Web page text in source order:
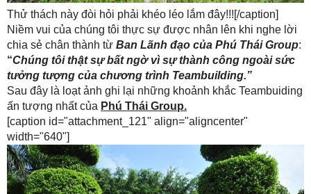
Thử thách này đòi hỏi phải khéo léo lắm đây!!![/caption]
Niềm vui của chúng tôi thực sự được nhân lên khi nghe lời
chia sẻ chân thành từ Ban Lãnh đạo của Phú Thái Group:
“Chúng tôi thật sự bất ngờ vì sự thành công ngoài sức
tưởng tượng của chương trình Teambuilding.”
Sau đây là loạt ảnh ghi lại những khoảnh khắc Teambuiding
ấn tượng nhất của Phú Thái Group.
[caption id="attachment_121" align="aligncenter"
width="640"]